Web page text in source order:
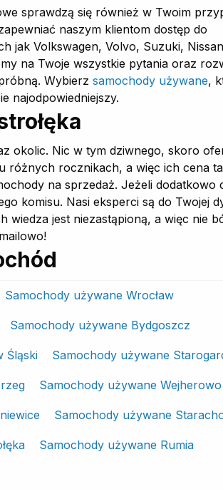
sprawdzą się również w Twoim
naszym klientom dostęp do
jak Volkswagen, Volvo, Suzuki,
na Twoje wszystkie pytania oraz
Wybierz samochody używane,
najodpowiedniejszy.
okolic. Nic w tym dziwnego, skoro
różnych rocznikach, a więc ich cena
na sprzedaż. Jeżeli dodatkowo
komisu. Nasi eksperci są do Twojej
wiedza jest niezastąpioną, a więc nie
Samochody używane Wrocław
Samochody używane Bydgoszcz
Śląski Samochody używane
Samochody używane Wejherowo
Samochody używane
Samochody używane Rumia